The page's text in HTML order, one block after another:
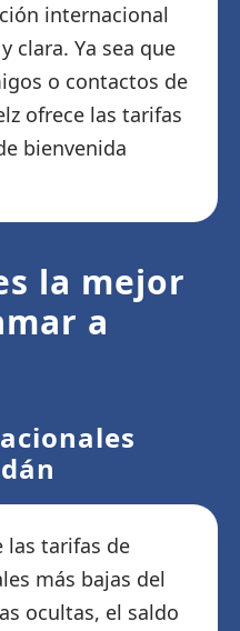
internacional
clara. Ya sea que
o contactos de
ofrece las tarifas
bienvenida
la mejor
a
las tarifas de
más bajas del
ocultas, el saldo